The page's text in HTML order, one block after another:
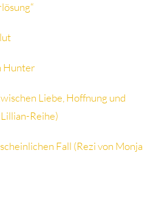
Hunter
Liebe, Hoffnung und
Reihe)
Fall (Rezi von Monja